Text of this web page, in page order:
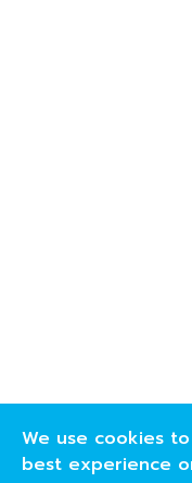
We use cookies
best experience